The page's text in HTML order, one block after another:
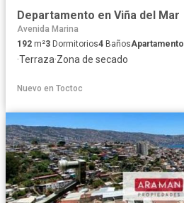
Departamento en Viña del Mar
Avenida Marina
192 m²3 Dormitorios4 BañosApartamento
·Terraza·Zona de secado
Nuevo en Toctoc